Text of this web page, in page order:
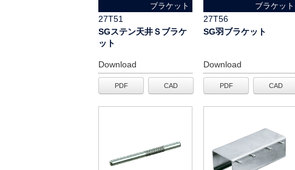
ブラケット
27T51
SGステン天井Ｓブラケ
ット
Download
PDF CAD
ブラケット
27T56
SG羽ブラケット
Download
PDF CAD